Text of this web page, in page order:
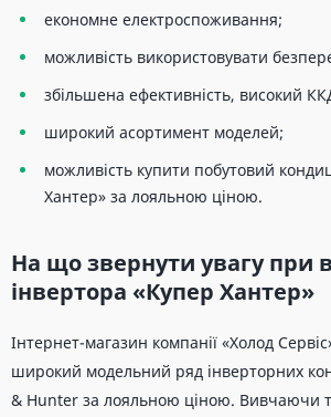
економне електроспоживання;
можливість використовувати
збільшена ефективність, високий
широкий асортимент моделей;
можливість купити побутовий
Хантер» за лояльною ціною.
На що звернути увагу при
інвертора «Купер Хантер»
Інтернет-магазин компанії «Холод
широкий модельний ряд інверторних
& Hunter за лояльною ціною. Вивчаючи